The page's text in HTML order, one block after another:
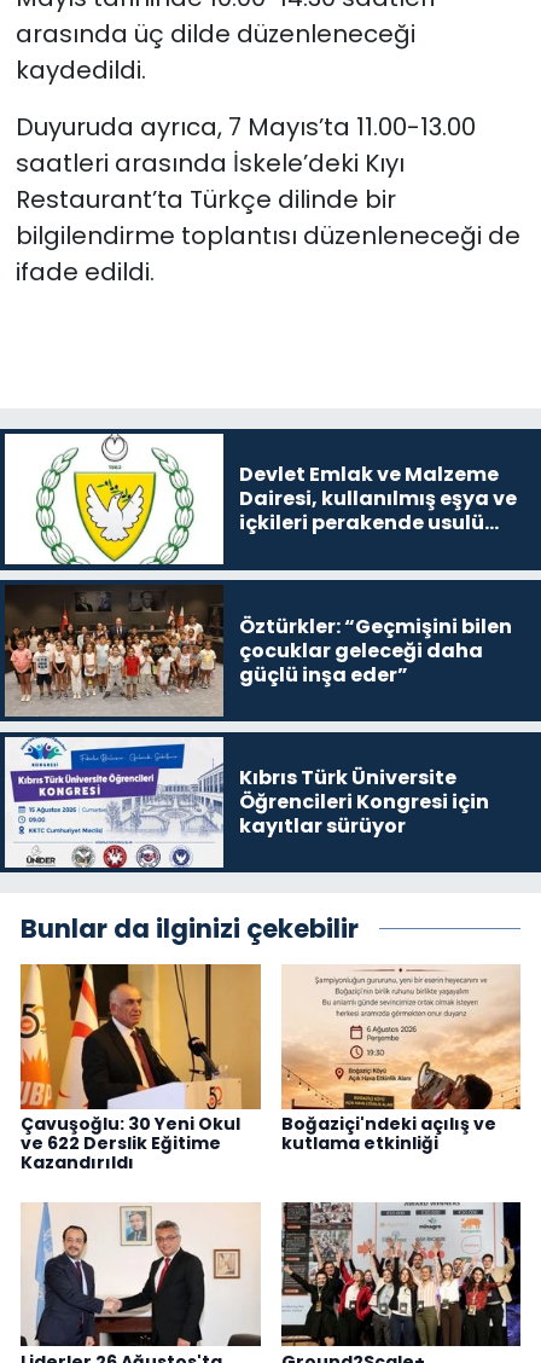
arasında üç dilde düzenleneceği
kaydedildi.
Duyuruda ayrıca, 7 Mayıs’ta 11.00-13.00
saatleri arasında İskele’deki Kıyı
Restaurant’ta Türkçe dilinde bir
bilgilendirme toplantısı düzenleneceği de
ifade edildi.
Devlet Emlak ve Malzeme
Dairesi, kullanılmış eşya ve
içkileri perakende usulü
Öztürkler: “Geçmişini bilen
çocuklar geleceği daha
güçlü inşa eder”
Kıbrıs Türk Üniversite
Öğrencileri Kongresi için
kayıtlar sürüyor
Bunlar da ilginizi çekebilir
Çavuşoğlu: 30 Yeni Okul
ve 622 Derslik Eğitime
Kazandırıldı
Boğaziçi'ndeki açılış ve
kutlama etkinliği